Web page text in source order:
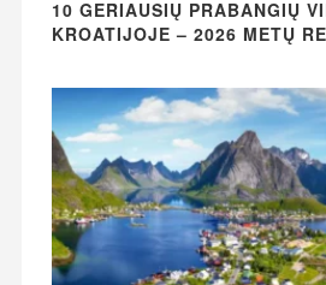
10 GERIAUSIŲ PRABANGIŲ
KROATIJOJE – 2026 METŲ